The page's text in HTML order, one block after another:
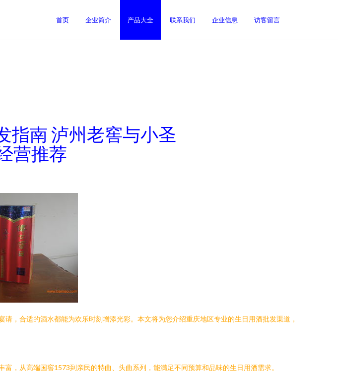
首页 企业简介 产品大全 联系我们 企业信息 访客留言
指南 泸州老窖与小圣
营推荐
，合适的酒水都能为欢乐时刻增添光彩。本文将为您介绍重庆地区专业的生日用酒批发渠道，
，从高端国窖1573到亲民的特曲、头曲系列，能满足不同预算和品味的生日用酒需求。